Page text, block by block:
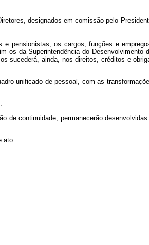
designados em comissão pelo
pensionistas, os cargos, funções e
os da Superintendência do Desenvolvimento
sucederá, ainda, nos direitos, créditos e
unificado de pessoal, com as
de continuidade, permanecerão
ato.